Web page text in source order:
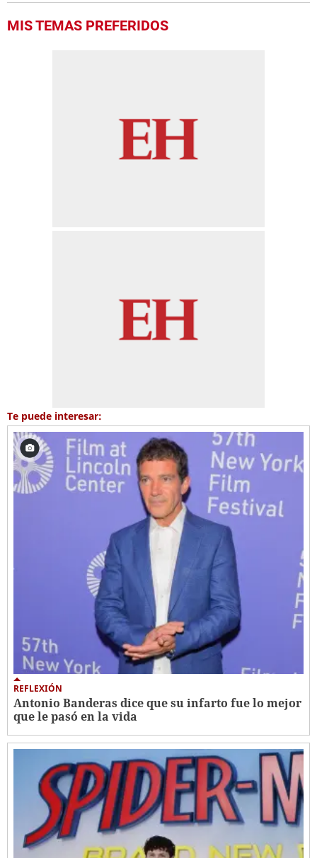
MIS TEMAS PREFERIDOS
Te puede interesar:
REFLEXIÓN
Antonio Banderas dice que su infarto fue lo mejor
que le pasó en la vida